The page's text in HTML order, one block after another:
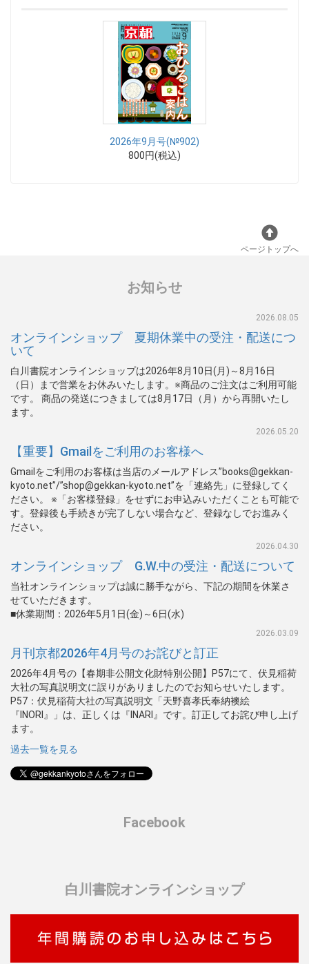
2026年9月号(№902)
800円(税込)
ページトップへ
お知らせ
2026.08.05
オンラインショップ 夏期休業中の受注・配送につ
いて
白川書院オンラインショップは2026年8月10日(月)～8月16日
（日）まで営業をお休みいたします。※商品のご注文はご利用可能
です。 商品の発送につきましては8月17日（月）から再開いたし
ます。
2026.05.20
【重要】Gmailをご利用のお客様へ
Gmailをご利用のお客様は当店のメールアドレス”books@gekkan-
kyoto.net”/”shop@gekkan-kyoto.net”を「連絡先」に登録してく
ださい。 ※「お客様登録」をせずにお申込みいただくことも可能で
す。登録後も手続きが完了しない場合など、登録なしでお進みく
ださい。
2026.04.30
オンラインショップ G.W.中の受注・配送について
当社オンラインショップは誠に勝手ながら、下記の期間を休業さ
せていただきます。
■休業期間：2026年5月1日(金)～6日(水)
2026.03.09
月刊京都2026年4月号のお詫びと訂正
2026年4月号の【春期非公開文化財特別公開】P57にて、伏見稲荷
大社の写真説明文に誤りがありましたのでお知らせいたします。
P57：伏見稲荷大社の写真説明文「天野喜孝氏奉納襖絵
『INORI』」は、正しくは『INARI』です。訂正してお詫び申し上げ
ます。
過去一覧を見る
Facebook
白川書院オンラインショップ